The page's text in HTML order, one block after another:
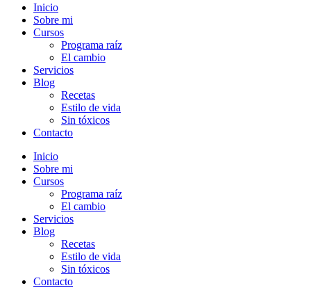
Inicio
Sobre mi
Cursos
Programa raíz
El cambio
Servicios
Blog
Recetas
Estilo de vida
Sin tóxicos
Contacto
Inicio
Sobre mi
Cursos
Programa raíz
El cambio
Servicios
Blog
Recetas
Estilo de vida
Sin tóxicos
Contacto